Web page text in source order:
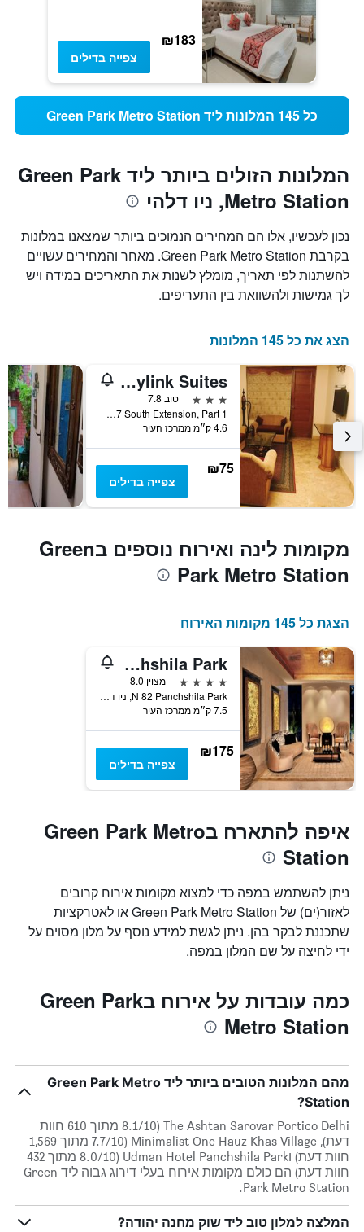
₪183
צפייה בדילים
כל 145 המלונות ליד Green Park Metro Station
המלונות הזולים ביותר ליד Green Park
Metro Station, ניו דלהי
נכון לעכשיו, אלו הם המחירים הנמוכים ביותר שמצאנו במלונות
בקרבת Green Park Metro Station. מאחר והמחירים עשויים
להשתנות לפי תאריך, מומלץ לשנות את התאריכים במידה ויש
לך גמישות ולהשוואת בין התעריפים.
הצג את כל 145 המלונות
Skylink Suites
3 כוכבים
טוב 7.8
H7 South Extension, Part 1, ניו דלהי, הודו
4.6 ק״מ ממרכז העיר
₪75
צפייה בדילים
מקומות לינה ואירוח נוספים בGreen
Park Metro Station
הצגת כל 145 מקומות האירוח
Udman Hotel Panchshila Park
4 כוכבים
מצוין 8.0
N 82 Panchshila Park, ניו דלהי, הודו
7.5 ק״מ ממרכז העיר
₪175
צפייה בדילים
איפה להתארח בGreen Park Metro
Station
ניתן להשתמש במפה כדי למצוא מקומות אירוח קרובים
לאזור(ים) של Green Park Metro Station או לאטרקציות
שתכננת לבקר בהן. ניתן לגשת למידע נוסף על מלון מסוים על
ידי לחיצה על שם המלון במפה.
כמה עובדות על אירוח בGreen Park
Metro Station
מהם המלונות הטובים ביותר ליד Green Park Metro
Station?
The Ashtan Sarovar Portico Delhi (8.1/10 מתוך 610 חוות
דעת), Minimalist One Hauz Khas Village (7.7/10 מתוך 1,569
חוות דעת) וUdman Hotel Panchshila Park (8.0/10 מתוך 432
חוות דעת) הם כולם מקומות אירוח בעלי דירוג גבוה ליד Green
Park Metro Station.
המלצה למלון טוב ליד שוק מחנה יהודה?